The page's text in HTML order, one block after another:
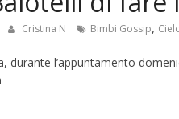
Cristina N Bimbi Gossip,
durante l’appuntamento